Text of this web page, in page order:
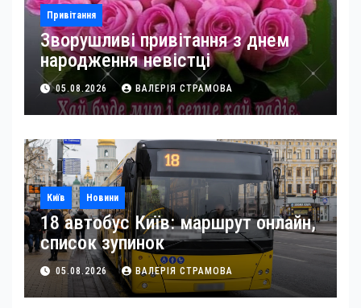
Привітання
Зворушливі привітання з днем
народження невістці
05.08.2026 ВАЛЕРІЯ СТРАМОВА
Київ Новини
18 автобус Київ: маршрут онлайн,
список зупинок
05.08.2026 ВАЛЕРІЯ СТРАМОВА